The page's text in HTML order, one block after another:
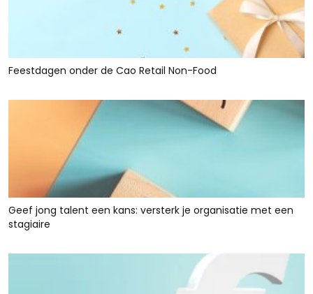
Feestdagen onder de Cao Retail Non-Food
Geef jong talent een kans: versterk je organisatie met een
stagiaire